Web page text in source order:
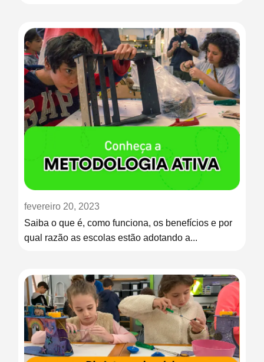
fevereiro 20, 2023
Saiba o que é, como funciona, os benefícios e por
qual razão as escolas estão adotando a...